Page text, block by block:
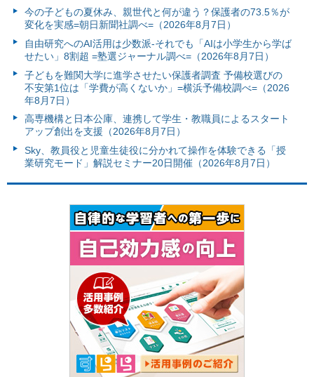
今の子どもの夏休み、親世代と何が違う？保護者の73.5％が
変化を実感=朝日新聞社調べ=（2026年8月7日）
自由研究へのAI活用は少数派-それでも「AIは小学生から学ば
せたい」8割超 =塾選ジャーナル調べ=（2026年8月7日）
子どもを難関大学に進学させたい保護者調査 予備校選びの
不安第1位は「学費が高くないか」=横浜予備校調べ=（2026
年8月7日）
高専機構と日本公庫、連携して学生・教職員によるスタート
アップ創出を支援（2026年8月7日）
Sky、教員役と児童生徒役に分かれて操作を体験できる「授
業研究モード」解説セミナー20日開催（2026年8月7日）